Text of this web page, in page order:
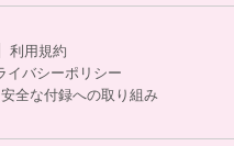
利用規約
イバシーポリシー
安全な付録への取り組み